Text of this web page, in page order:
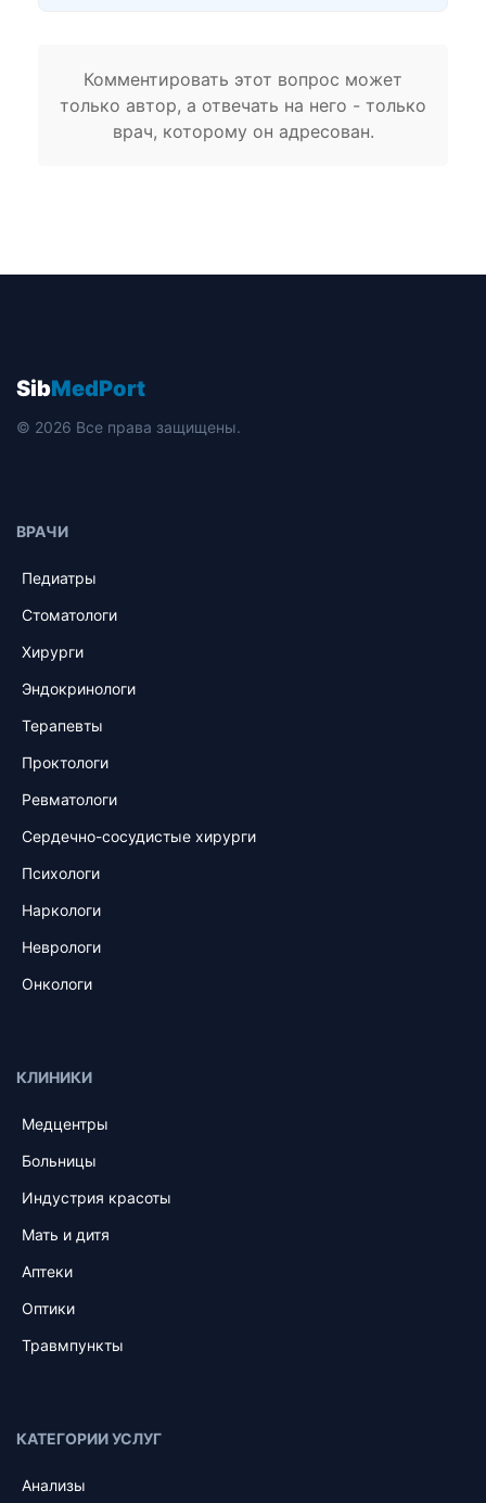
Комментировать этот вопрос может
только автор, а отвечать на него - только
врач, которому он адресован.
SibMedPort
© 2026 Все права защищены.
ВРАЧИ
Педиатры
Стоматологи
Хирурги
Эндокринологи
Терапевты
Проктологи
Ревматологи
Сердечно-сосудистые хирурги
Психологи
Наркологи
Неврологи
Онкологи
КЛИНИКИ
Медцентры
Больницы
Индустрия красоты
Мать и дитя
Аптеки
Оптики
Травмпункты
КАТЕГОРИИ УСЛУГ
Анализы